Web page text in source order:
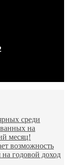
среди
на
месяц!
возможность
годовой доход